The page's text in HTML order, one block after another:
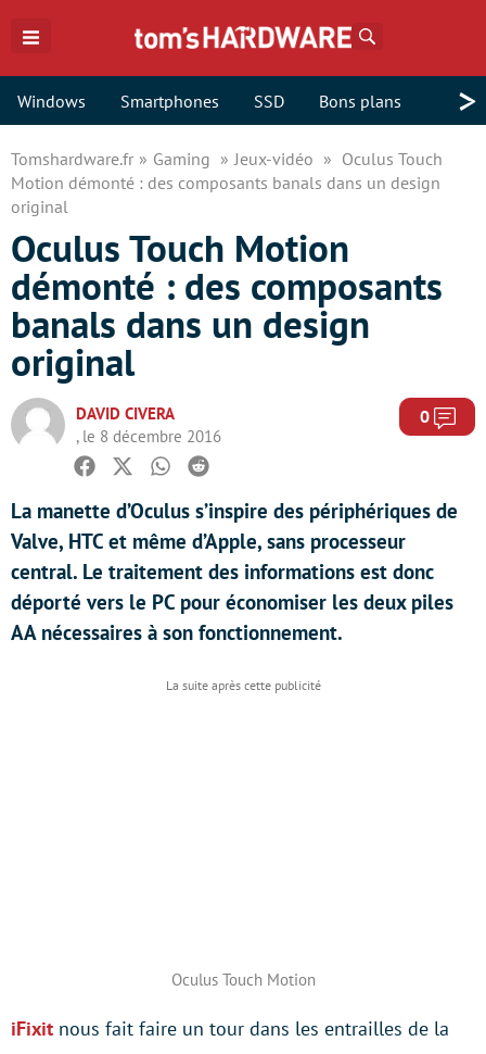
Windows Smartphones SSD Bons plans >
Tomshardware.fr Gaming Jeux-vidéo
Oculus Touch
Motion démonté : des composants banals dans un design
original
Oculus Touch Motion
démonté : des composants
banals dans un design
original
DAVID CIVERA
, le 8 décembre 2016
0
Facebook
TwitterWhatsapp
Reddit
La manette d’Oculus s’inspire des périphériques de
Valve, HTC et même d’Apple, sans processeur
central. Le traitement des informations est donc
déporté vers le PC pour économiser les deux piles
AA nécessaires à son fonctionnement.
Oculus Touch Motion
iFixit nous fait faire un tour dans les entrailles de la